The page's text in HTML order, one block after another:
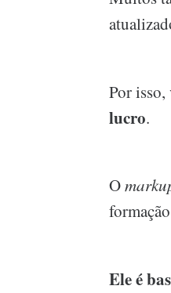
Por isso,
lucro.
O
Ele é